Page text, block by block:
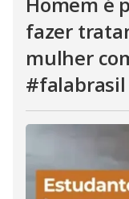
fazer
mulher
#falabrasil